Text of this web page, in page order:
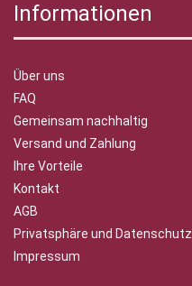
Informationen
Über uns
FAQ
Gemeinsam nachhaltig
Versand und Zahlung
Ihre Vorteile
Kontakt
AGB
Privatsphäre und Datenschutz
Impressum